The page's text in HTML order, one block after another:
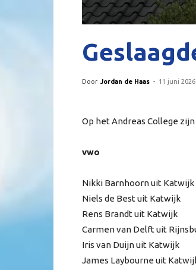
Door Jordan de Haas - 11 juni 2026
Op het Andreas College
vwo
Nikki Barnhoorn uit Katwijk
Niels de Best uit Katwijk
Rens Brandt uit Katwijk
Carmen van Delft uit
Iris van Duijn uit Katwijk
James Laybourne uit